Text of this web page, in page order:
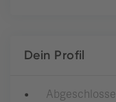
Dein Profil